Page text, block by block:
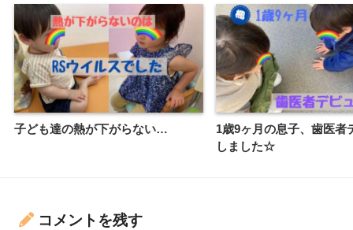
子ども達の熱が下がらない…
1歳9ヶ月の息子、歯医者
しました☆
コメントを残す